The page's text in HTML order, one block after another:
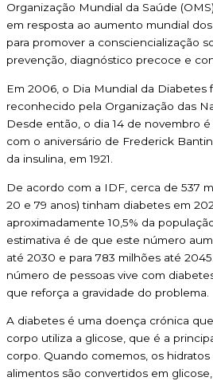
Organização Mundial da Saúde
em resposta ao aumento mundial
para promover a consciencialização
prevenção, diagnóstico precoce e
Em 2006, o Dia Mundial da Diabetes
reconhecido pela Organização das
Desde então, o dia 14 de novembro
com o aniversário de Frederick
da insulina, em 1921.
De acordo com a IDF, cerca de 537
20 e 79 anos) tinham diabetes em
aproximadamente 10,5% da
estimativa é de que este número
até 2030 e para 783 milhões até
número de pessoas vive com
que reforça a gravidade do problema.
A diabetes é uma doença crónica
corpo utiliza a glicose, que é a
corpo. Quando comemos, os
alimentos são convertidos em